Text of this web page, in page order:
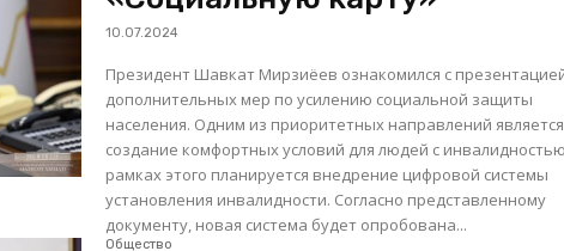
10.07.2024
Президент Шавкат Мирзиёев ознакомился с
дополнительных мер по усилению социальной защиты
населения. Одним из приоритетных направлений является
создание комфортных условий для людей с
рамках этого планируется внедрение цифровой системы
установления инвалидности. Согласно представленному
документу, новая система будет опробована...
Общество